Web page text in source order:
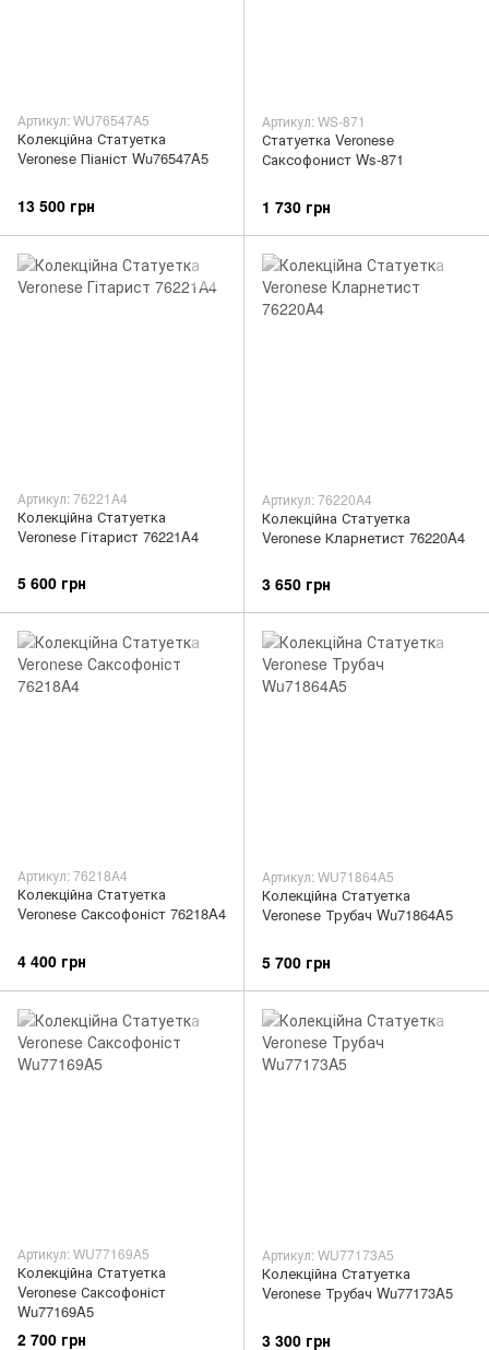
Артикул: WU76547A5
Колекційна Статуетка
Veronese Піаніст Wu76547A5
13 500 грн
Артикул: WS-871
Статуетка Veronese
Саксофонист Ws-871
1 730 грн
Артикул: 76221A4
Колекційна Статуетка
Veronese Гітарист 76221A4
5 600 грн
Артикул: 76220A4
Колекційна Статуетка
Veronese Кларнетист 76220A4
3 650 грн
Артикул: 76218A4
Колекційна Статуетка
Veronese Саксофоніст 76218A4
4 400 грн
Артикул: WU71864A5
Колекційна Статуетка
Veronese Трубач Wu71864A5
5 700 грн
Артикул: WU77169A5
Колекційна Статуетка
Veronese Саксофоніст
Wu77169A5
2 700 грн
Артикул: WU77173A5
Колекційна Статуетка
Veronese Трубач Wu77173A5
3 300 грн